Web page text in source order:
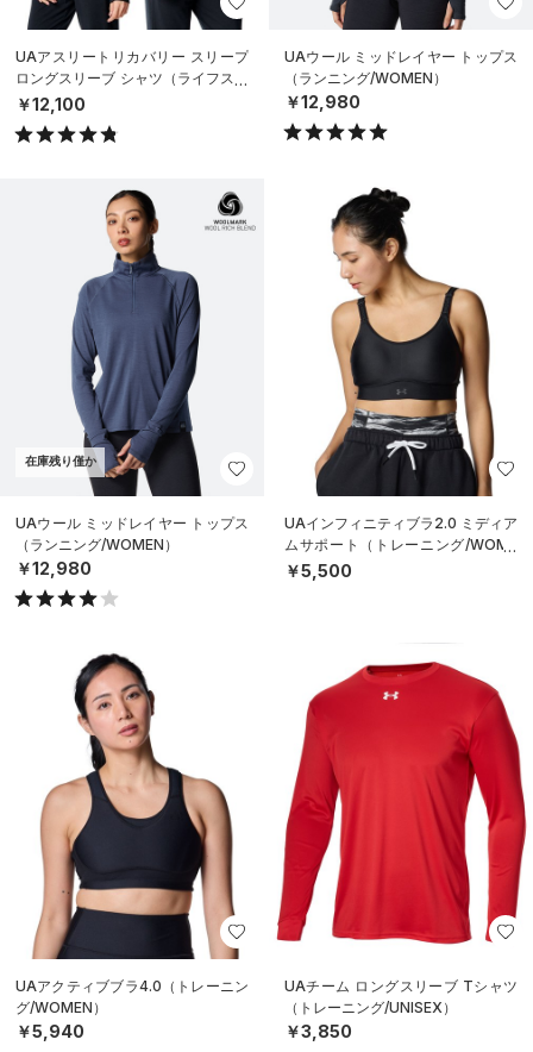
UAアスリートリカバリー スリープ
ロングスリーブ シャツ（ライフスタ
イル/UNISEX）
￥12,100
UAウール ミッドレイヤー トップス
（ランニング/WOMEN）
￥12,980
在庫残り僅か
UAウール ミッドレイヤー トップス
（ランニング/WOMEN）
￥12,980
UAインフィニティブラ2.0 ミディア
ムサポート（トレーニング/WOME
N）
￥5,500
UAアクティブブラ4.0（トレーニン
グ/WOMEN）
￥5,940
UAチーム ロングスリーブ Tシャツ
（トレーニング/UNISEX）
￥3,850